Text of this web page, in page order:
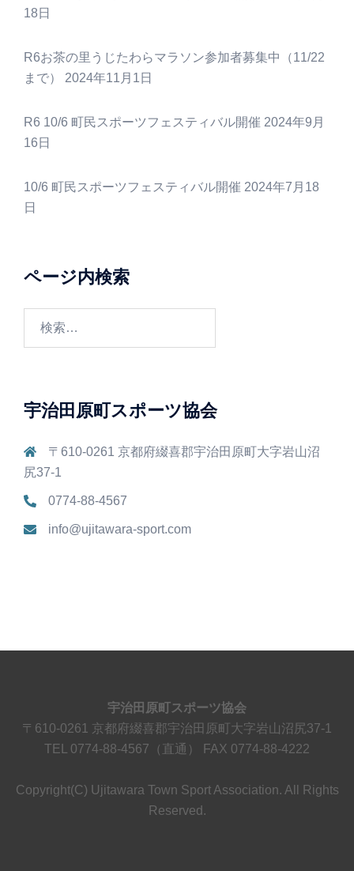
18日
R6お茶の里うじたわらマラソン参加者募集中（11/22
まで）
2024年11月1日
R6 10/6 町民スポーツフェスティバル開催 2024年9月
16日
10/6 町民スポーツフェスティバル開催 2024年7月18
日
ページ内検索
宇治田原町スポーツ協会
〒610-0261 京都府綴喜郡宇治田原町大字岩山沼
尻37-1
0774-88-4567
info@ujitawara-sport.com
宇治田原町スポーツ協会
〒610-0261 京都府綴喜郡宇治田原町大字岩山沼尻37-1
TEL 0774-88-4567（直通） FAX 0774-88-4222
Copyright(C) Ujitawara Town Sport Association. All Rights
Reserved.